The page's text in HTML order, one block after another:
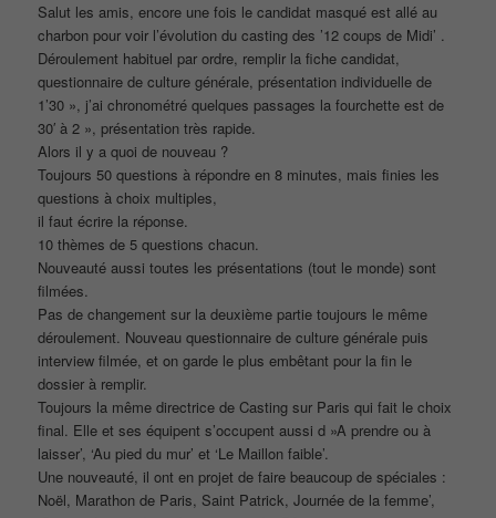
Salut les amis, encore une fois le candidat masqué est allé au
charbon pour voir l’évolution du casting des ’12 coups de Midi’ .
Déroulement habituel par ordre, remplir la fiche candidat,
questionnaire de culture générale, présentation individuelle de
1’30 », j’ai chronométré quelques passages la fourchette est de
30′ à 2 », présentation très rapide.
Alors il y a quoi de nouveau ?
Toujours 50 questions à répondre en 8 minutes, mais finies les
questions à choix multiples,
il faut écrire la réponse.
10 thèmes de 5 questions chacun.
Nouveauté aussi toutes les présentations (tout le monde) sont
filmées.
Pas de changement sur la deuxième partie toujours le même
déroulement. Nouveau questionnaire de culture générale puis
interview filmée, et on garde le plus embêtant pour la fin le
dossier à remplir.
Toujours la même directrice de Casting sur Paris qui fait le choix
final. Elle et ses équipent s’occupent aussi d »A prendre ou à
laisser’, ‘Au pied du mur’ et ‘Le Maillon faible’.
Une nouveauté, il ont en projet de faire beaucoup de spéciales :
Noël, Marathon de Paris, Saint Patrick, Journée de la femme’,